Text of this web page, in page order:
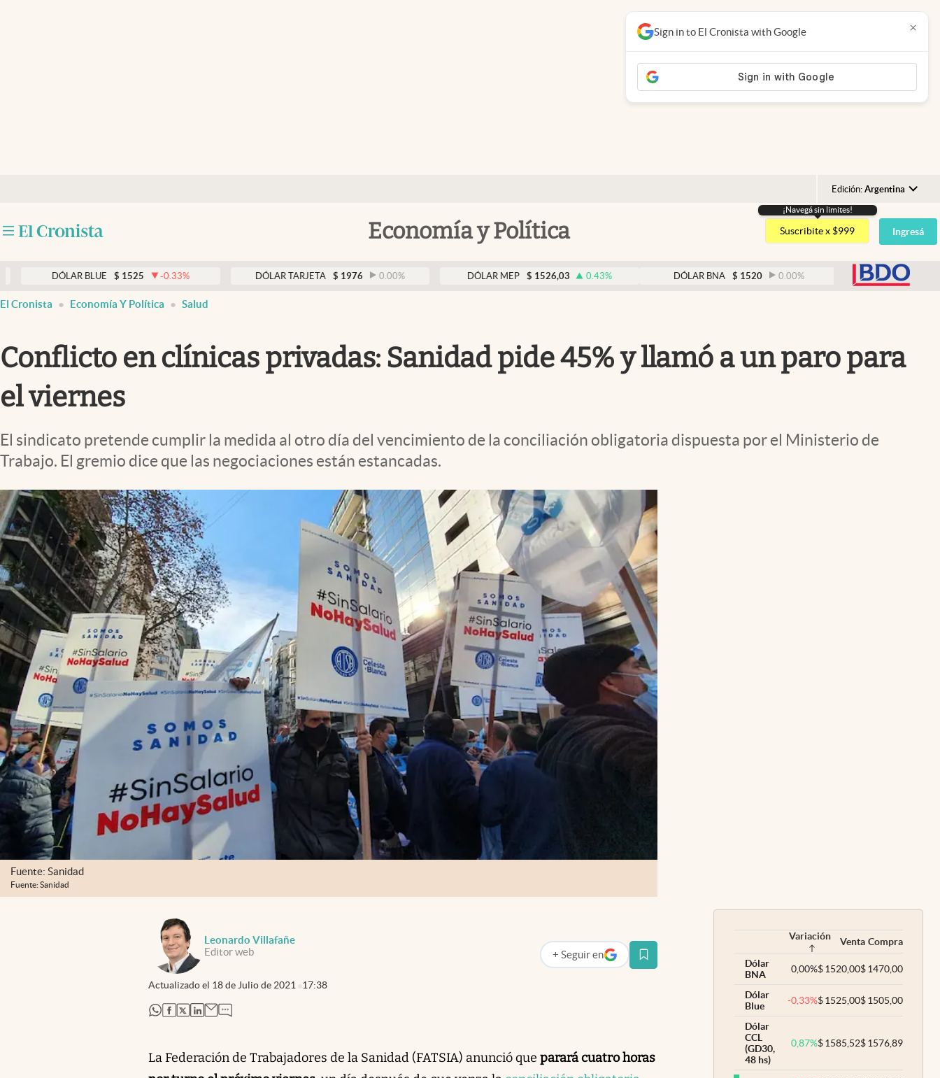
Edición: Argentina
Argentina
España
USA
Economía y Política
Mundial 2026
El Cronista Studio
abre en nueva pestaña
¡Navegá sin limites!
Suscribite x $999 Ingresá
DÓLAR BLUE $ 1525 -0.33% DÓLAR TARJETA $ 1976 0.00% DÓLAR MEP $ 1526,03 0.43% DÓLAR BNA $ 1520 0.00% DÓLAR BLUE $ 1525
Sign in to El Cronista with Google ×
El Cronista Economía Y Política Salud
Conflicto en clínicas privadas: Sanidad pide 45% y llamó a un paro para
el viernes
El sindicato pretende cumplir la medida al otro día del vencimiento de la conciliación obligatoria dispuesta por el Ministerio de
Trabajo. El gremio dice que las negociaciones están estancadas.
Fuente: Sanidad
Fuente: Sanidad
Leonardo Villafañe
Editor web
Actualizado el 18 de Julio de 2021 17:38
+ Seguir en
abre en nueva pestaña
abre en nueva pestaña
abre en nueva pestaña
abre en nueva pestaña
abre en nueva pestaña
La Federación de Trabajadores de la Sanidad (FATSIA) anunció que parará cuatro horas
Variación Venta Compra
Dólar
BNA
0,00%$1520,00$1470,00
Dólar
Blue
-0,33%$1525,00$1505,00
Dólar
CCL
(GD30,
48 hs)
0,87%$1585,52$1576,89